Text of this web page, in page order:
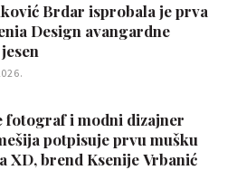
Brdar isprobala je prva
Design avangardne
fotograf i modni dizajner
potpisuje prvu mušku
XD, brend Ksenije Vrbanić